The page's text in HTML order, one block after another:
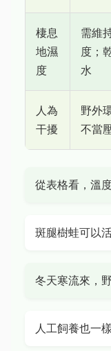
棲息
地濕
度
需維
度；
水
人為
干擾
野外
不當
從表格看，溫
斑腿樹蛙可以
冬天寒流來，
人工飼養也一樣